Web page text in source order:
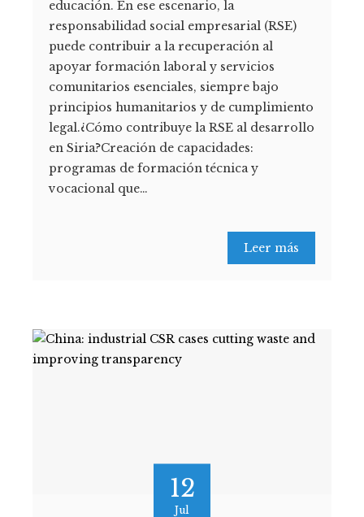
educación. En ese escenario, la
responsabilidad social empresarial (RSE)
puede contribuir a la recuperación al
apoyar formación laboral y servicios
comunitarios esenciales, siempre bajo
principios humanitarios y de cumplimiento
legal.¿Cómo contribuye la RSE al desarrollo
en Siria?Creación de capacidades:
programas de formación técnica y
vocacional que…
Leer más
12
Jul